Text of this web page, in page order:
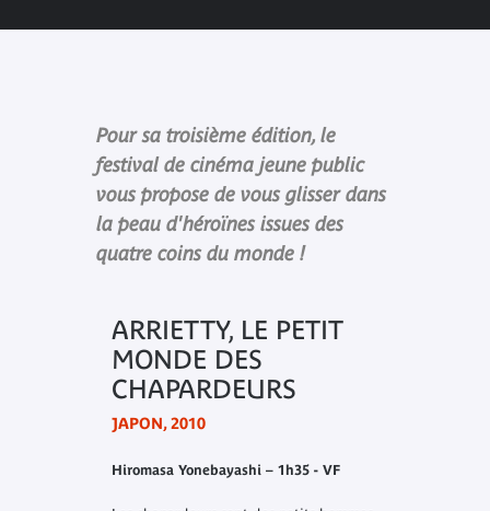
Pour sa troisième édition, le
festival de cinéma jeune public
vous propose de vous glisser dans
la peau d'héroïnes issues des
quatre coins du monde !
ARRIETTY, LE PETIT
MONDE DES
CHAPARDEURS
JAPON, 2010
Hiromasa Yonebayashi – 1h35 - VF